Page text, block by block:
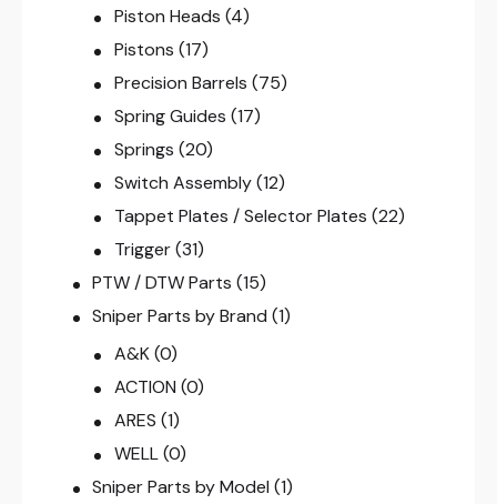
Piston Heads (4)
Pistons (17)
Precision Barrels (75)
Spring Guides (17)
Springs (20)
Switch Assembly (12)
Tappet Plates / Selector Plates (22)
Trigger (31)
PTW / DTW Parts (15)
Sniper Parts by Brand (1)
A&K (0)
ACTION (0)
ARES (1)
WELL (0)
Sniper Parts by Model (1)